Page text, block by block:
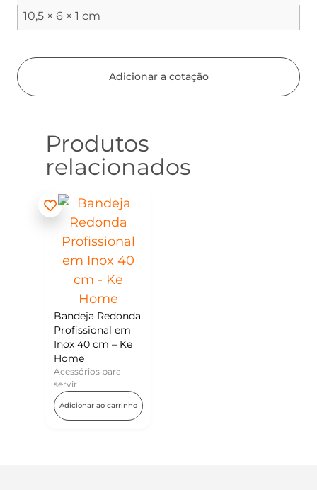
10,5 × 6 × 1 cm
Adicionar a cotação
Produtos
relacionados
Bandeja Redonda
Profissional em
Inox 40 cm – Ke
Home
Acessórios para
servir
Adicionar ao carrinho